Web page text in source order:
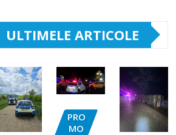
ULTIMELE ARTICOLE
PRO
MO